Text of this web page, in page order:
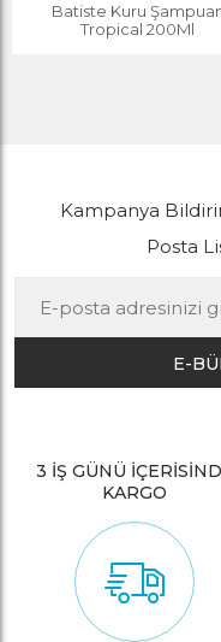
Batiste Kuru
Tropical 200Ml
Kampanya
Posta
E-
3 İŞ GÜNÜ
KARGO